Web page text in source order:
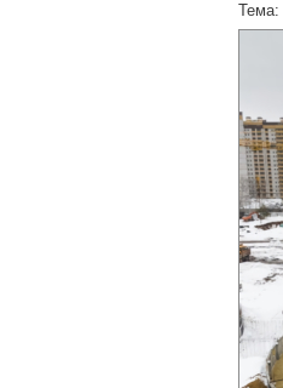
Тема: